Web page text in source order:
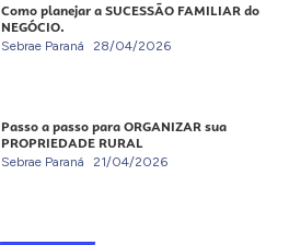
Como planejar a SUCESSÃO FAMILIAR do
NEGÓCIO.
Sebrae Paraná 28/04/2026
Passo a passo para ORGANIZAR sua
PROPRIEDADE RURAL
Sebrae Paraná 21/04/2026